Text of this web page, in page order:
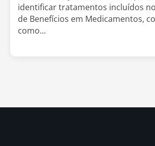
identificar tratamentos incluídos
de Benefícios em Medicamentos,
como...